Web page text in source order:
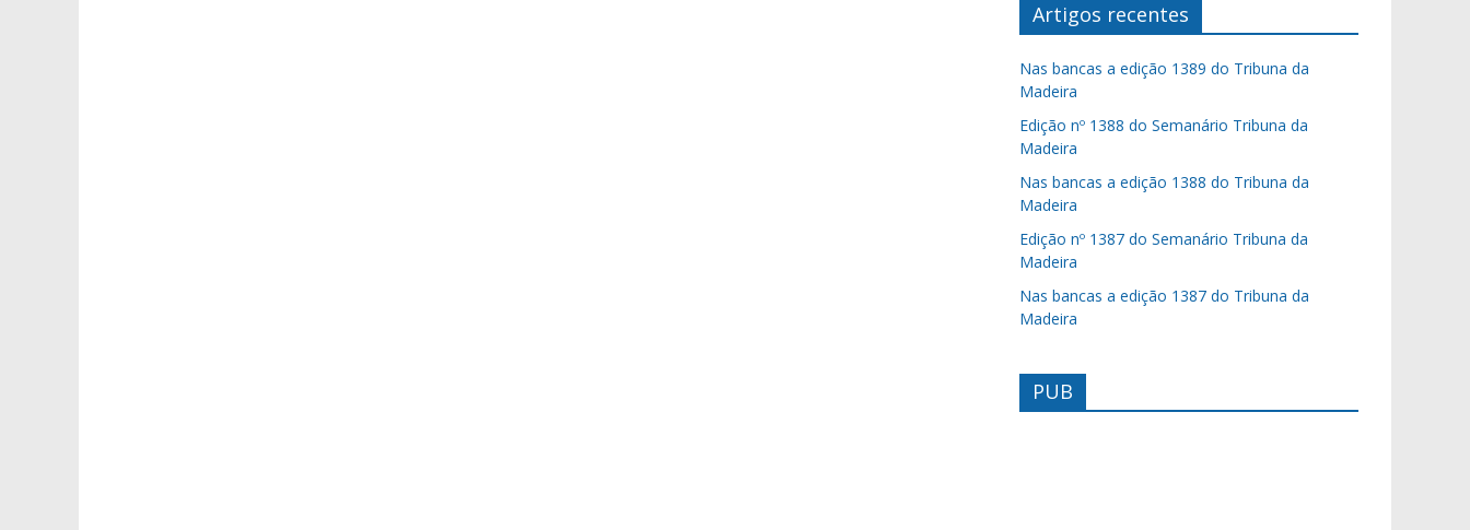
Artigos recentes
Nas bancas a edição 1389 do Tribuna da
Madeira
Edição nº 1388 do Semanário Tribuna da
Madeira
Nas bancas a edição 1388 do Tribuna da
Madeira
Edição nº 1387 do Semanário Tribuna da
Madeira
Nas bancas a edição 1387 do Tribuna da
Madeira
PUB